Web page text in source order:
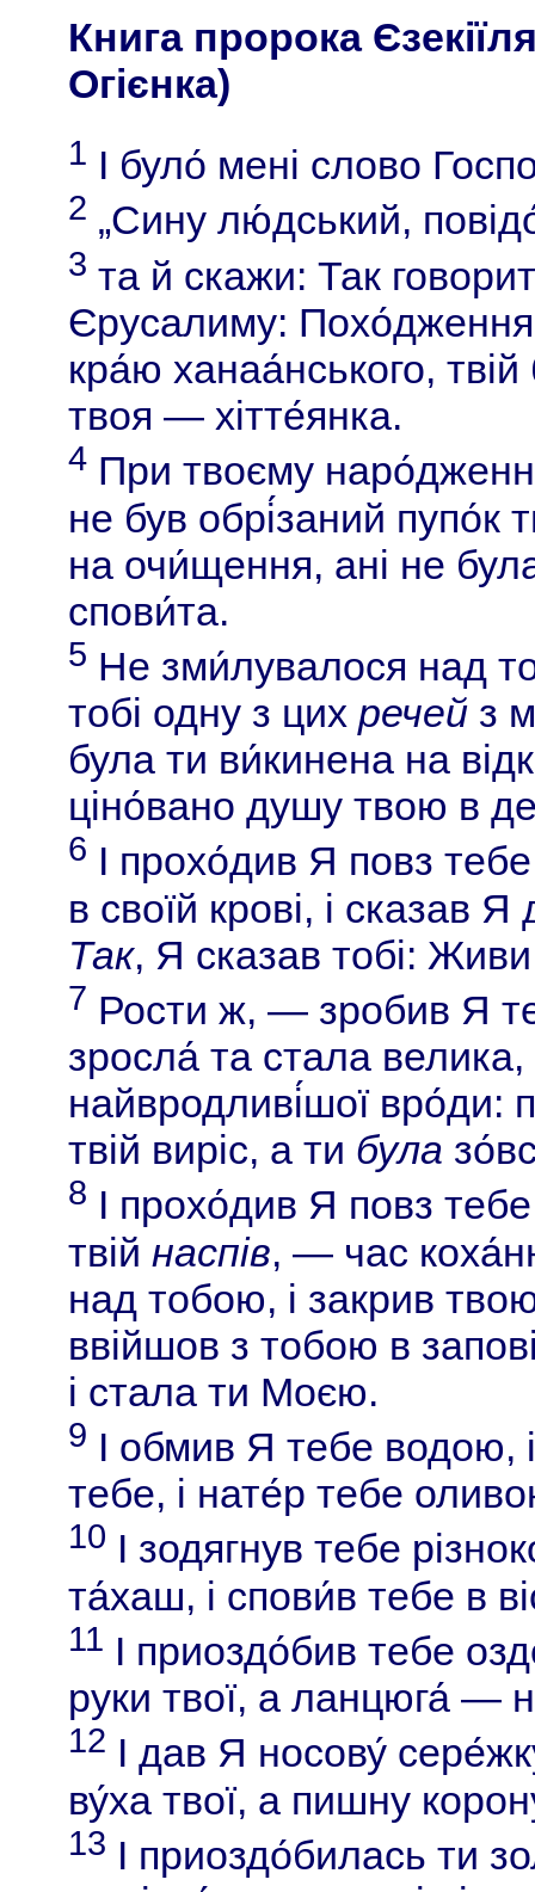
Книга пророка
Огієнка)
1 І було́ мені слово
2 „Сину лю́дський,
3 та й скажи: Так
Єрусалиму:
кра́ю ханаа́нського,
твоя — хітте́янка.
4 При твоєму
не був обрі́заний пупо́к
на очи́щення, ані не
спови́та.
5 Не зми́лувалося над
тобі одну з цихречей з
була ти ви́кинена на
ціно́вано душу твою в
6 І прохо́див Я повз
в своїй крові, і сказав
Так, Я сказав тобі: Живи
7 Рости ж, — зробив Я
зросла́ та стала
найвродливі́шої вро́ди:
твій виріс, а ти була
8 І прохо́див Я повз
твійнаспів, — час
над тобою, і закрив твою
ввійшов з тобою в
і стала ти Моєю.
9 І обмив Я тебе водою,
тебе, і нате́р тебе
10 І зодягнув тебе
та́хаш, і спови́в тебе в
11 І приоздо́бив тебе
руки твої, а ланцюга́ —
12 І дав Я носову́
ву́ха твої, а пишну
13 І приоздо́билась ти